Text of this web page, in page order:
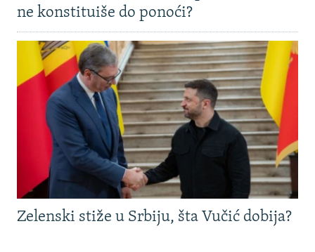
ne konstituiše do ponoći?
Zelenski stiže u Srbiju, šta Vučić dobija?